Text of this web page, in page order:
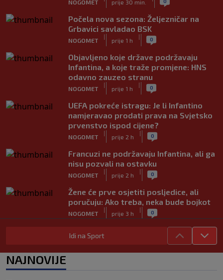
NOGOMET prije 30 min.
Počela nova sezona: Željezničar na
Grbavici savladao BSK
NOGOMET
|
prije 1 h
| 0
Objavljeno koje države podržavaju
Infantina, a koje traže promjene: HNS
odavno zauzeo stranu
NOGOMET
|
prije 1 h
| 0
UEFA pokreće istragu: Je li Infantino
namjeravao prodati prava na Svjetsko
prvenstvo ispod cijene?
NOGOMET
|
prije 2 h
| 0
Francuzi ne podržavaju Infantina, ali ga
nisu pozvali na ostavku
NOGOMET
|
prije 2 h
| 0
Žene će prve osjetiti posljedice, ali
poručuju: Ako treba, neka bude bojkot
NOGOMET
|
prije 3 h
| 0
Zvanično: Samed Baždar ima novi klub,
zadužio broj sa velikom "težinom"
NOGOMET prije 5 h
Idi na Sport
NAJNOVIJE